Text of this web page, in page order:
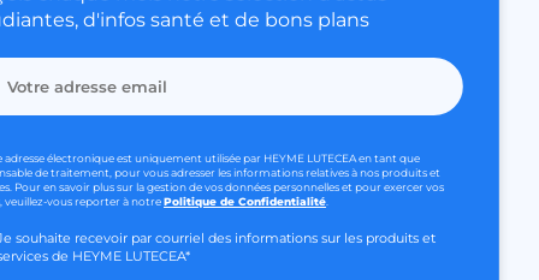
et de la recherche
d'infos santé et de bons plans
adresse électronique est uniquement utilisée par HEYME LUTECEA en tant que
de traitement, pour vous adresser les informations relatives à nos produits et
Pour en savoir plus sur la gestion de vos données personnelles et pour exercer vos
veuillez-vous reporter à notrePolitique de Confidentialité.
souhaite recevoir par courriel des informations sur les produits et
de HEYME LUTECEA*
et les
pour le site
rapports valides
site Web.
l'exploitant du
de tests multi-